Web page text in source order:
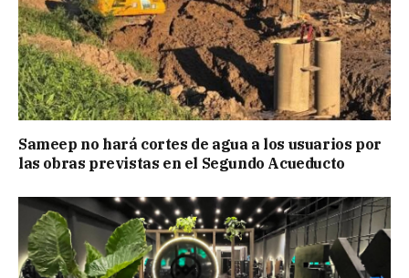
Sameep no hará cortes de agua a los usuarios por
las obras previstas en el Segundo Acueducto